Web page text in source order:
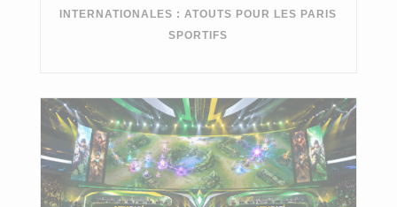
INTERNATIONALES : ATOUTS POUR LES PARIS
SPORTIFS